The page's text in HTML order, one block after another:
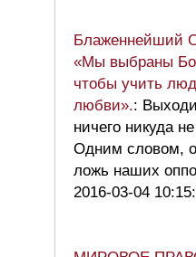
Блаженнейший
«Мы выбраны
чтобы учить
любви».:
ничего никуда
Одним словом,
ложь наших
2016-03-04